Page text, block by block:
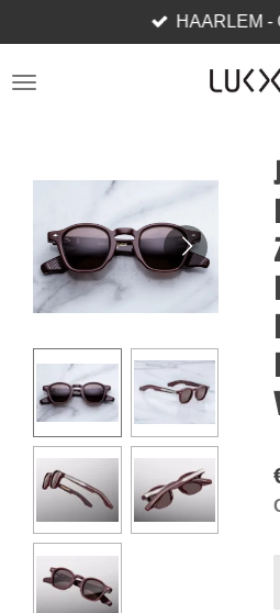
direct
naar
HAARLEM -